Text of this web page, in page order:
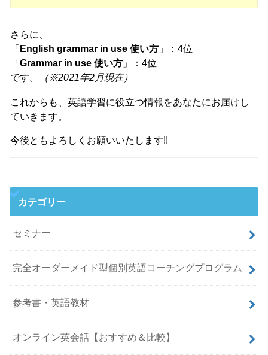
さらに、
「 English grammar in use 使い方 」：4位
「Grammar in use 使い方 」：4位
です。
（※2021年2月現在）
これからも、英語学習に役立つ情報をあなたにお届けし
ていきます。
今後ともよろしくお願いいたします!!
カテゴリー
セミナー
完全オーダーメイド型個別英語コーチングプログラム
参考書・英語教材
オンライン英会話【おすすめ＆比較】